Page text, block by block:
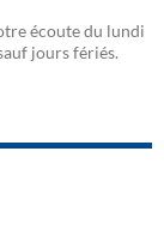
écoute du lundi
jours fériés.